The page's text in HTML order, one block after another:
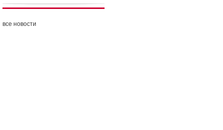
все новости